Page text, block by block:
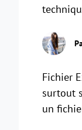
Fichier
surtout
un